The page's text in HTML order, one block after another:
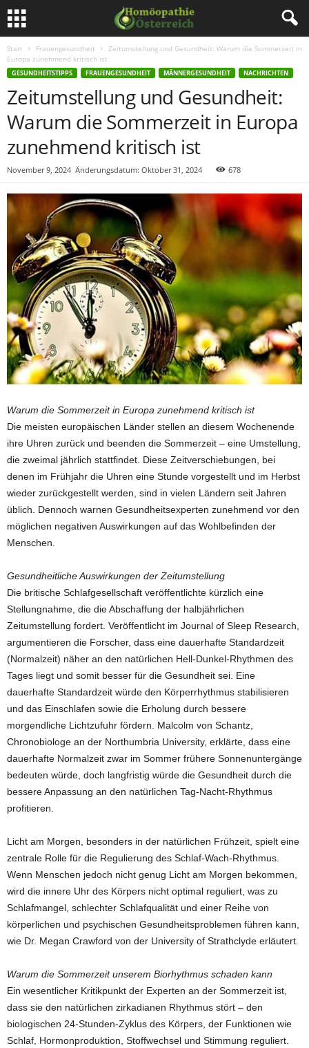
Start Frauengesundheit
Zeitumstellung und Gesundheit: Warum die Sommerzeit in
Europa zunehmend kritisch ist
GESUNDHEITSTIPPS FRAUENGESUNDHEIT MÄNNERGESUNDHEIT NACHRICHTEN
Zeitumstellung und Gesundheit:
Warum die Sommerzeit in Europa
zunehmend kritisch ist
November 9, 2024 Änderungsdatum: Oktober 31, 2024 678
Warum die Sommerzeit in Europa zunehmend kritisch ist
Die meisten europäischen Länder stellen an diesem Wochenende
ihre Uhren zurück und beenden die Sommerzeit – eine Umstellung,
die zweimal jährlich stattfindet. Diese Zeitverschiebungen, bei
denen im Frühjahr die Uhren eine Stunde vorgestellt und im Herbst
wieder zurückgestellt werden, sind in vielen Ländern seit Jahren
üblich. Dennoch warnen Gesundheitsexperten zunehmend vor den
möglichen negativen Auswirkungen auf das Wohlbefinden der
Menschen.
Gesundheitliche Auswirkungen der Zeitumstellung
Die britische Schlafgesellschaft veröffentlichte kürzlich eine
Stellungnahme, die die Abschaffung der halbjährlichen
Zeitumstellung fordert. Veröffentlicht im Journal of Sleep Research,
argumentieren die Forscher, dass eine dauerhafte Standardzeit
(Normalzeit) näher an den natürlichen Hell-Dunkel-Rhythmen des
Tages liegt und somit besser für die Gesundheit sei. Eine
dauerhafte Standardzeit würde den Körperrhythmus stabilisieren
und das Einschlafen sowie die Erholung durch bessere
morgendliche Lichtzufuhr fördern. Malcolm von Schantz,
Chronobiologe an der Northumbria University, erklärte, dass eine
dauerhafte Normalzeit zwar im Sommer frühere Sonnenuntergänge
bedeuten würde, doch langfristig würde die Gesundheit durch die
bessere Anpassung an den natürlichen Tag-Nacht-Rhythmus
profitieren.
Licht am Morgen, besonders in der natürlichen Frühzeit, spielt eine
zentrale Rolle für die Regulierung des Schlaf-Wach-Rhythmus.
Wenn Menschen jedoch nicht genug Licht am Morgen bekommen,
wird die innere Uhr des Körpers nicht optimal reguliert, was zu
Schlafmangel, schlechter Schlafqualität und einer Reihe von
körperlichen und psychischen Gesundheitsproblemen führen kann,
wie Dr. Megan Crawford von der University of Strathclyde erläutert.
Warum die Sommerzeit unserem Biorhythmus schaden kann
Ein wesentlicher Kritikpunkt der Experten an der Sommerzeit ist,
dass sie den natürlichen zirkadianen Rhythmus stört – den
biologischen 24-Stunden-Zyklus des Körpers, der Funktionen wie
Schlaf, Hormonproduktion, Stoffwechsel und Stimmung reguliert.